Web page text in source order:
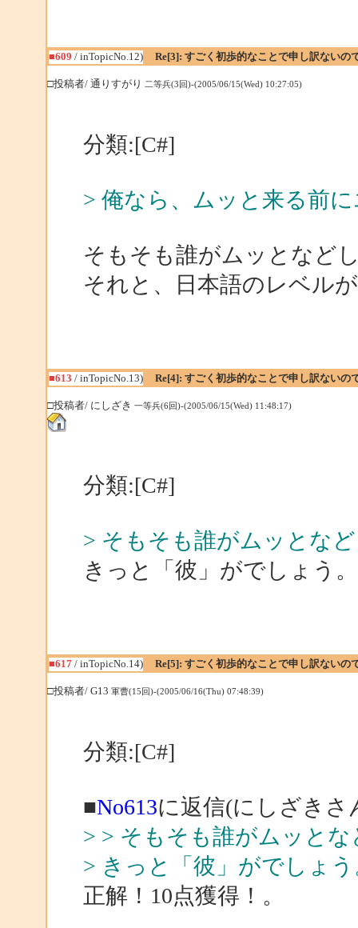
■609 / inTopicNo.12) Re[3]: すごく初歩的なことで申し訳ないの
□投稿者/ 通りすがり 二等兵(3回)-(2005/06/15(Wed) 10:27:05)
分類:[C#]
> 俺なら、ムッと来る前
そもそも誰がムッとなど
それと、日本語のレベル
■613 / inTopicNo.13) Re[4]: すごく初歩的なことで申し訳ないの
□投稿者/ にしざき 一等兵(6回)-(2005/06/15(Wed) 11:48:17)
分類:[C#]
> そもそも誰がムッとな
きっと「彼」がでしょう。
■617/ inTopicNo.14) Re[5]: すごく初歩的なことで申し訳ないの
□投稿者/ G13 軍曹(15回)-(2005/06/16(Thu) 07:48:39)
分類:[C#]
■No613に返信(にしざきさ
> > そもそも誰がムッと
> きっと「彼」がでしょ
正解！10点獲得！。